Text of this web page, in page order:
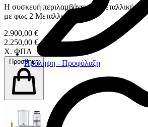
Πρόληψη - Προφύλαξη
Η συσκευή περιλαμβάνει : 1 Μεταλλική
με φως 2 Μεταλλικές Χε...
2.900,00 €
2.250,00 €
Χ. ΦΠΑ
Προσθήκη